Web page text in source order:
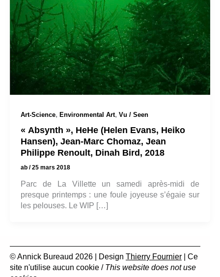
Art-Science, Environmental Art, Vu / Seen
« Absynth », HeHe (Helen Evans, Heiko
Hansen), Jean-Marc Chomaz, Jean
Philippe Renoult, Dinah Bird, 2018
ab /25 mars 2018
Parc de La Villette un samedi après-midi de
presque printemps : une foule joyeuse s’égaie sur
les pelouses. Le WIP […]
© Annick Bureaud 2026 | Design Thierry Fournier | Ce
site n'utilise aucun cookie / This website does not use